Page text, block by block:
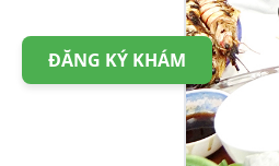
ĐĂNG KÝ KHÁM